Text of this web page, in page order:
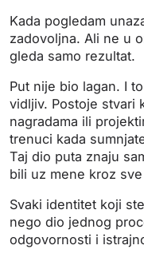
Kada pogledam
zadovoljna. Ali ne u
gleda samo rezultat.
Put nije bio lagan. I
vidljiv. Postoje stvari
nagradama ili
trenuci kada
Taj dio puta znaju
bili uz mene kroz
Svaki identitet koji
nego dio jednog
odgovornosti i